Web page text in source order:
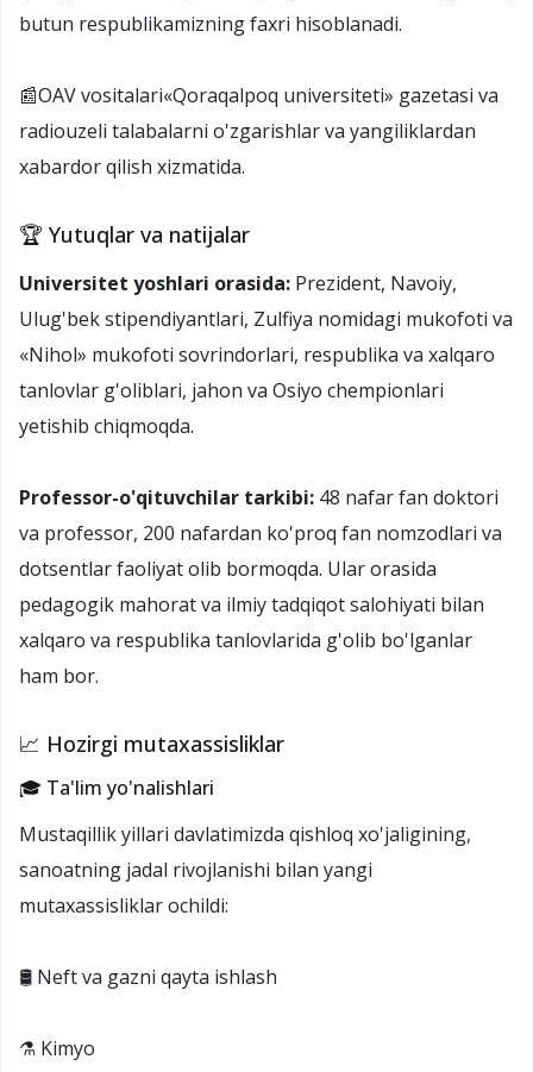
butun respublikamizning faxri hisoblanadi.
📰OAV vositalari«Qoraqalpoq universiteti» gazetasi va
radiouzeli talabalarni o'zgarishlar va yangiliklardan
xabardor qilish xizmatida.
🏆 Yutuqlar va natijalar
Universitet yoshlari orasida: Prezident, Navoiy,
Ulug'bek stipendiyantlari, Zulfiya nomidagi mukofoti va
«Nihol» mukofoti sovrindorlari, respublika va xalqaro
tanlovlar g'oliblari, jahon va Osiyo chempionlari
yetishib chiqmoqda.
Professor-o'qituvchilar tarkibi: 48 nafar fan doktori
va professor, 200 nafardan ko'proq fan nomzodlari va
dotsentlar faoliyat olib bormoqda. Ular orasida
pedagogik mahorat va ilmiy tadqiqot salohiyati bilan
xalqaro va respublika tanlovlarida g'olib bo'lganlar
ham bor.
📈 Hozirgi mutaxassisliklar
🎓 Ta'lim yo'nalishlari
Mustaqillik yillari davlatimizda qishloq xo'jaligining,
sanoatning jadal rivojlanishi bilan yangi
mutaxassisliklar ochildi:
🛢️ Neft va gazni qayta ishlash
⚗️ Kimyo